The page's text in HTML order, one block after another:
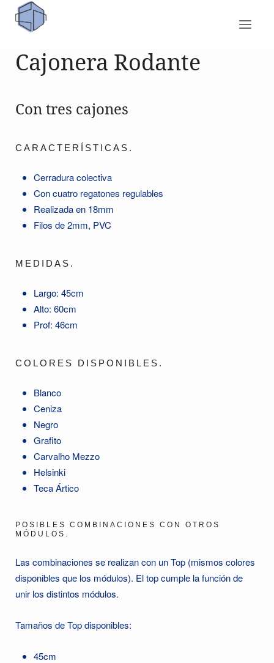
Cajonera Rodante
Con tres cajones
CARACTERÍSTICAS.
Cerradura colectiva
Con cuatro regatones regulables
Realizada en 18mm
Filos de 2mm, PVC
MEDIDAS.
Largo: 45cm
Alto: 60cm
Prof: 46cm
COLORES DISPONIBLES.
Blanco
Ceniza
Negro
Grafito
Carvalho Mezzo
Helsinki
Teca Ártico
POSIBLES COMBINACIONES CON OTROS
MÓDULOS.
Las combinaciones se realizan con un Top (mismos colores
disponibles que los módulos). El top cumple la función de
unir los distintos módulos.
Tamaños de Top disponibles:
45cm